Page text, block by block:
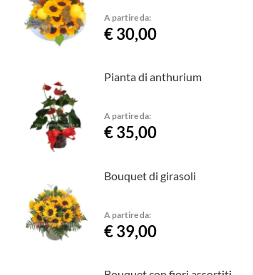
A partire da:
€ 30,00
Pianta di anthurium
A partire da:
€ 35,00
Bouquet di girasoli
A partire da:
€ 39,00